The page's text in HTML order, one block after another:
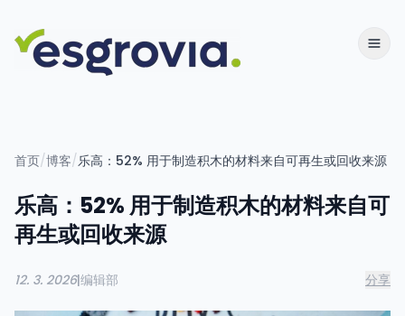
首页/博客/乐高：52% 用于制造积木的材料来自可再生或回收来源
乐高：52% 用于制造积木的材料来自可
再生或回收来源
12. 3. 2026|编辑部 分享